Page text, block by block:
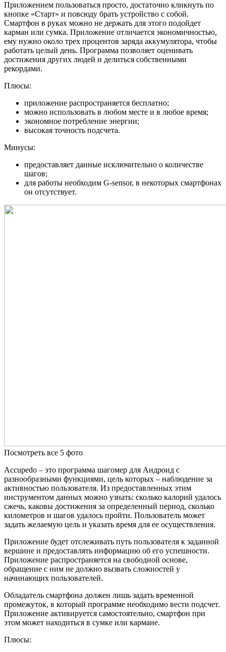
Приложением пользоваться просто, достаточно кликнуть по
кнопке «Старт» и повсюду брать устройство с собой.
Смартфон в руках можно не держать для этого подойдет
карман или сумка. Приложение отличается экономичностью,
ему нужно около трех процентов заряда аккумулятора, чтобы
работать целый день. Программа позволяет оценивать
достижения других людей и делиться собственными
рекордами.
Плюсы:
приложение распространяется бесплатно;
можно использовать в любом месте и в любое время;
экономное потребление энергии;
высокая точность подсчета.
Минусы:
предоставляет данные исключительно о количестве
шагов;
для работы необходим G-sensor, в некоторых смартфонах
он отсутствует.
Посмотреть все 5 фото
Accupedo – это программа шагомер для Андроид с
разнообразными функциями, цель которых – наблюдение за
активностью пользователя. Из предоставленных этим
инструментом данных можно узнать: сколько калорий удалось
сжечь, каковы достижения за определенный период, сколько
километров и шагов удалось пройти. Пользователь может
задать желаемую цель и указать время для ее осуществления.
Приложение будет отслеживать путь пользователя к заданной
вершине и предоставлять информацию об его успешности.
Приложение распространяется на свободной основе,
обращение с ним не должно вызвать сложностей у
начинающих пользователей.
Обладатель смартфона должен лишь задать временной
промежуток, в который программе необходимо вести подсчет.
Приложение активируется самостоятельно, смартфон при
этом может находиться в сумке или кармане.
Плюсы: